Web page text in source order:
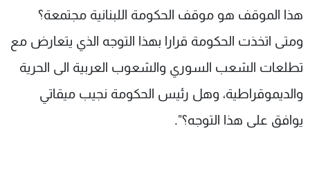
هذا الموقف هو موقف الحكومة اللبنانية مجتمعة؟
ومتى اتخذت الحكومة قرارا بهذا التوجه الذي يتعارض مع
تطلعات الشعب السوري والشعوب العربية الى الحرية
والديموقراطية، وهل رئيس الحكومة نجيب ميقاتي
يوافق على هذا التوجه؟".